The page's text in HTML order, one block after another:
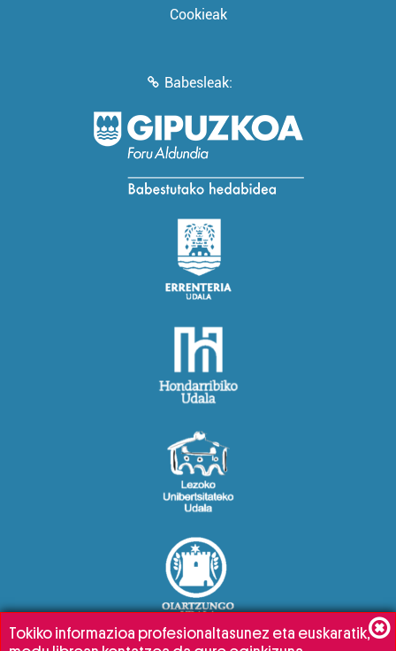
Cookieak
Babesleak:
Tokiko informazioa profesionaltasunez eta euskaratik,